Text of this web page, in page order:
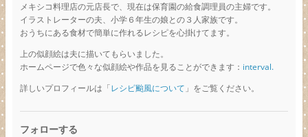
メキシコ料理店の元店長で、現在は保育園の給食調理員の主婦です。
イラストレーターの夫、小学６年生の娘との３人家族です。
おうちにある食材で簡単に作れるレシピを心掛けてます。
上の似顔絵は夫に描いてもらいました。
ホームページで色々な似顔絵や作品を見ることができます： interval.
詳しいプロフィールは「レシピ颱風について 」をご覧ください。
フォローする